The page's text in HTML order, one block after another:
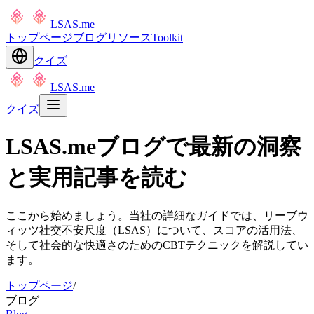
LSAS.me
トップページブログリソースToolkit
クイズ
LSAS.me
クイズ
LSAS.meブログで最新の洞察
と実用記事を読む
ここから始めましょう。当社の詳細なガイドでは、リーブウ
ィッツ社交不安尺度（LSAS）について、スコアの活用法、
そして社会的な快適さのためのCBTテクニックを解説してい
ます。
トップページ/
ブログ